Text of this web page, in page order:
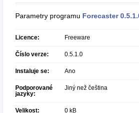
Parametry programu Forecaster
Licence: Freeware
Číslo verze: 0.5.1.0
Instaluje se: Ano
Podporované
jazyky:
Jiný než čeština
Velikost: 0 kB